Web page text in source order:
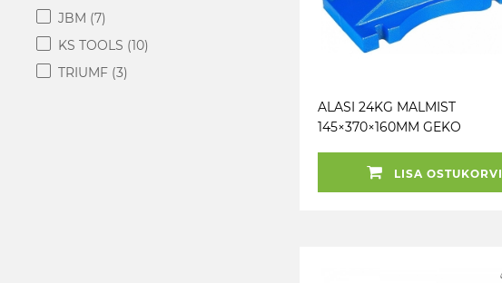
JBM (7)
KS TOOLS (10)
TRIUMF (3)
ALASI 24KG MALMIST
145×370×160MM GEKO
LISA OSTUKORVI